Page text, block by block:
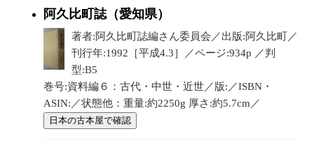
阿久比町誌（愛知県）
著者:阿久比町誌編さん委員会／出版:阿久比町／
刊行年:1992［平成4.3］／ページ:934p ／判
型:B5
巻号:資料編６：古代・中世・近世／版:／ISBN・
ASIN:／状態他：重量:約2250g 厚さ:約5.7cm／
日本の古本屋で確認